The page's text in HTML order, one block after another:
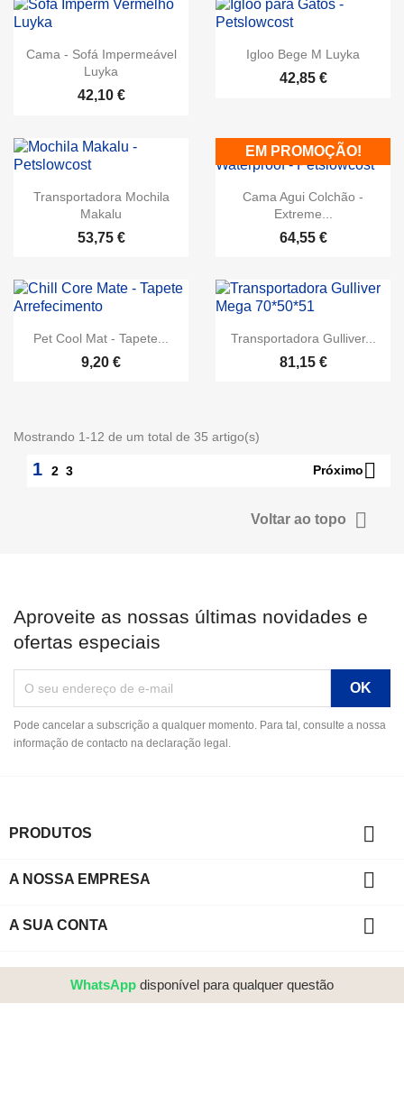
Cama - Sofá Impermeável
Luyka
42,10 €
Igloo Bege M Luyka
42,85 €
Transportadora Mochila
Makalu
53,75 €
Cama Agui Colchão -
Extreme...
64,55 €
EM PROMOÇÃO!
Pet Cool Mat - Tapete...
9,20 €
Transportadora Gulliver...
81,15 €
Mostrando 1-12 de um total de 35 artigo(s)
1 2 3 Próximo
Voltar ao topo 
Aproveite as nossas últimas novidades e
ofertas especiais
Pode cancelar a subscrição a qualquer momento. Para tal, consulte a nossa
informação de contacto na declaração legal.
PRODUTOS 
A NOSSA EMPRESA 
A SUA CONTA 
WhatsApp disponível para qualquer questão